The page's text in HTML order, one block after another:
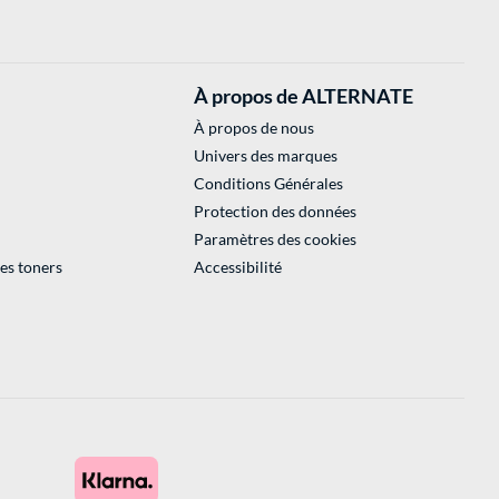
toners
À propos de ALTERNATE
À propos de nous
Univers des marques
Conditions Générales
Protection des données
Paramètres des cookies
Accessibilité